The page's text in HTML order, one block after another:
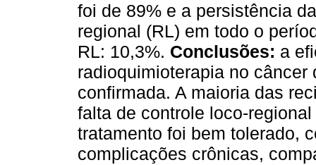
foi de 89% e a persistência
regional (RL) em todo o
RL: 10,3%. Conclusões: a
radioquimioterapia no
confirmada. A maioria das
falta de controle loco-
tratamento foi bem tolerado,
complicações crônicas,